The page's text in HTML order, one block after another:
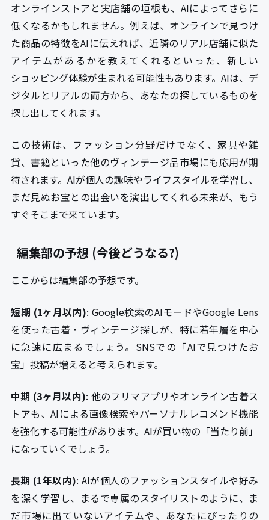
オンラインストアと実店舗の垣根も、AIによってさらに
低くなるかもしれません。例えば、オンラインで見つけ
た商品の特徴をAIに伝えれば、近隣のリアル店舗に似た
アイテムがあるかを教えてくれるといった、新しい
ショッピング体験が生まれる可能性もあります。AIは、デ
ジタルとリアルの両方から、あなたの探しているものを
探し出してくれます。
この技術は、ファッション分野だけでなく、家具や雑
貨、書籍といった他のヴィンテージ品市場にも応用が期
待されます。AIが個人の趣味やライフスタイルを学習し、
まだ見ぬお宝との出会いを演出してくれる未来が、もう
すぐそこまで来ています。
編集部の予想 (今後どうなる?)
ここからは編集部の予想です。
短期 (1ヶ月以内): Google検索のAIモードやGoogle Lens
を使った古着・ヴィンテージ探しが、特に若年層を中心
に急速に広まるでしょう。SNSでの「AIで見つけたお
宝」投稿が増えると考えられます。
中期 (3ヶ月以内): 他のフリマアプリやオンライン古着ス
トアも、AIによる画像検索やパーソナルレコメンド機能
を強化する可能性があります。AIが買い物の「当たり前」
になっていくでしょう。
長期 (1年以内): AIが個人のファッションスタイルや好み
を深く学習し、まるで専属のスタイリストのように、ま
だ市場に出ていないアイテムや、あなたにぴったりの